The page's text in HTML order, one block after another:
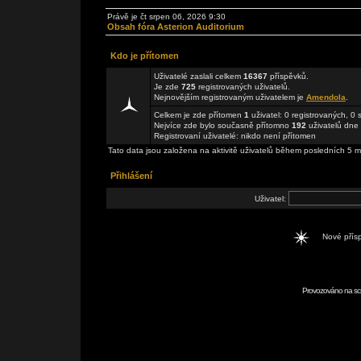
Právě je čt srpen 06, 2026 9:30
Obsah fóra Asterion Auditorium
Kdo je přítomen
Uživatelé zaslali celkem 16367 příspěvků.
Je zde 725 registrovaných uživatelů.
Nejnovějším registrovaným uživatelem je Amendola
Celkem je zde přítomen 1 uživatel: 0 registrovaných,
Nejvíce zde bylo současně přítomno 192 uživatelů
Registrovaní uživatelé: nikdo není přítomen
Tato data jsou založena na aktivitě uživatelů během posledních 5
Přihlášení
Uživatel:
Nové
Provozováno na